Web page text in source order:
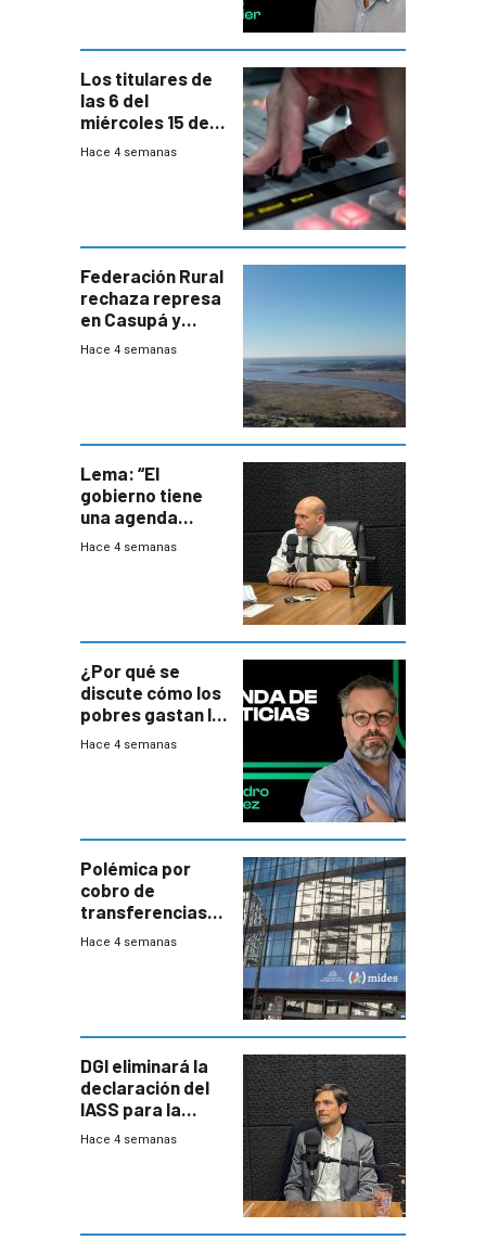
Los titulares de
las 6 del
miércoles 15 de
julio de 2026
Hace 4 semanas
Federación Rural
rechaza represa
en Casupá y
firma demanda
Hace 4 semanas
Lema: “El
gobierno tiene
una agenda
destructiva”
Hace 4 semanas
¿Por qué se
discute cómo los
pobres gastan la
plata?
Hace 4 semanas
Polémica por
cobro de
transferencias
del Mides en
Hace 4 semanas
DGI eliminará la
declaración del
IASS para la
mayoría de los
Hace 4 semanas